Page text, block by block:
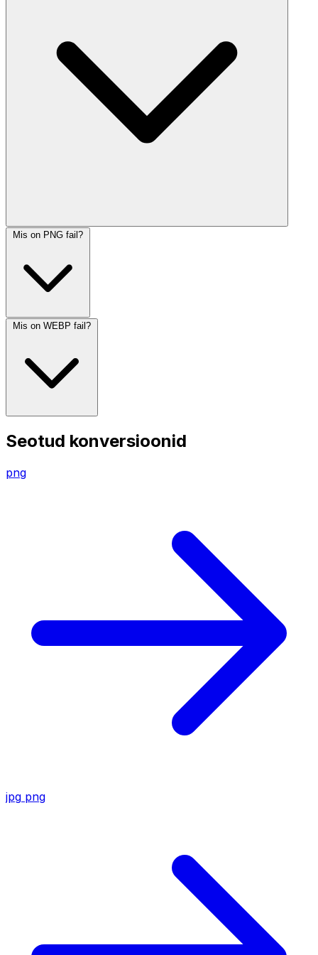
Mis on PNG fail?
Mis on WEBP fail?
Seotud konversioonid
png
jpg png